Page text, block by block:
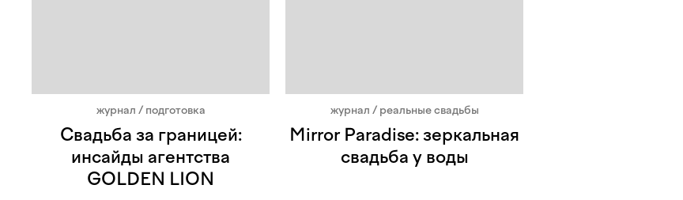
журнал / подготовка
Свадьба за границей:
инсайды агентства
GOLDEN LION
журнал / реальные свадьбы
Mirror Paradise: зеркальная
свадьба у воды